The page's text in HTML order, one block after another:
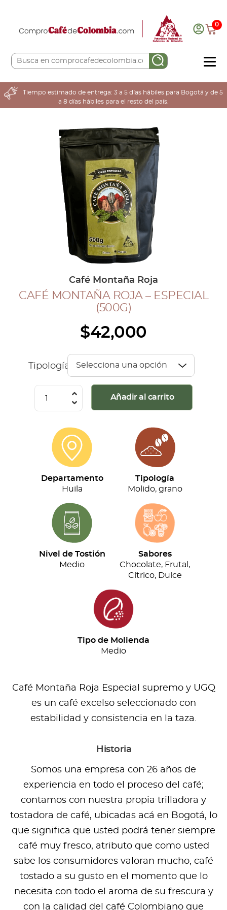
0
COMPRA AQUÍ
COLOMBIA CAFETERA
COLECCIÓN CAFETERA
INGRESAR
Cerrar Sesión
Tiempo estimado de entrega: 3 a 5 días hábiles para Bogotá y de 5
a 8 días hábiles para el resto del país.
Café Montaña Roja
CAFÉ MONTAÑA ROJA – ESPECIAL
(500G)
$42,000
Tipología
Especial
(500g)
cantidad
Añadir al carrito
Departamento
Huila
Tipología
Molido, grano
Nivel de Tostión
Medio
Sabores
Chocolate, Frutal,
Cítrico, Dulce
Tipo de Molienda
Medio
Café Montaña Roja Especial supremo y UGQ
es un café excelso seleccionado con
estabilidad y consistencia en la taza.
Historia
Somos una empresa con 26 años de
experiencia en todo el proceso del café;
contamos con nuestra propia trilladora y
tostadora de café, ubicadas acá en Bogotá, lo
que significa que usted podrá tener siempre
café muy fresco, atributo que como usted
sabe los consumidores valoran mucho, café
tostado a su gusto en el momento que lo
necesita con todo el aroma de su frescura y
con la calidad del café Colombiano que